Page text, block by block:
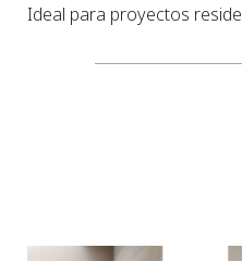
Ideal para proyectos